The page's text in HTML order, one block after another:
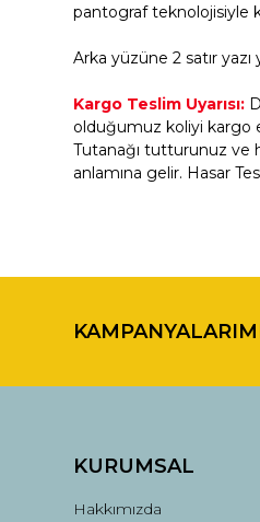
pantograf teknolojisiyle
Arka yüzüne 2 satır yazı
Kargo Teslim Uyarısı:
olduğumuz koliyi kargo
Tutanağı tutturunuz ve
anlamına gelir. Hasar
Görüş ve önerileriniz
Ürün resmi kalitesiz,
Ürün bilgilerinde
Bu ürüne benzer
KURUMSAL
Hakkımızda